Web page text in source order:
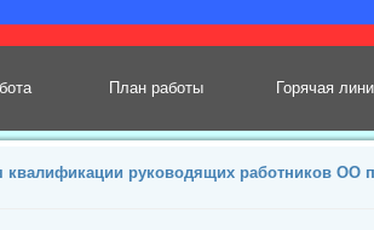
План работы Горячая
руководящих работников ОО